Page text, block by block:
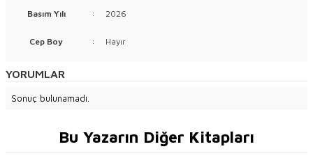
Basım Yılı : 2026
Cep Boy : Hayır
YORUMLAR
Sonuç bulunamadı.
Bu Yazarın Diğer Kitapları